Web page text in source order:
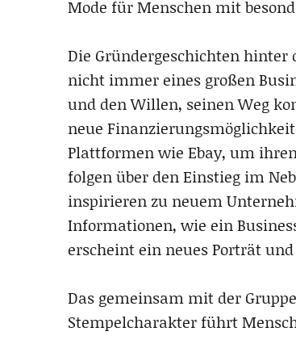
Mode für Menschen mit
Die Gründergeschichten hinter
nicht immer eines großen
und den Willen, seinen Weg
neue
Plattformen wie Ebay, um
folgen über den Einstieg im
inspirieren zu neuem
Informationen, wie ein
erscheint ein neues Porträt
Das gemeinsam mit der
Stempelcharakter führt